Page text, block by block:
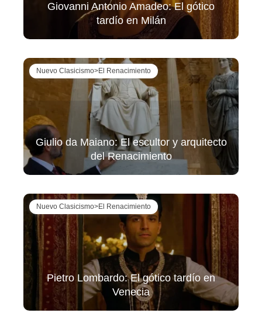
Giovanni Antonio Amadeo: El gótico
tardío en Milán
Nuevo Clasicismo>El Renacimiento
Giulio da Maiano: El escultor y arquitecto
del Renacimiento
Nuevo Clasicismo>El Renacimiento
Pietro Lombardo: El gótico tardío en
Venecia